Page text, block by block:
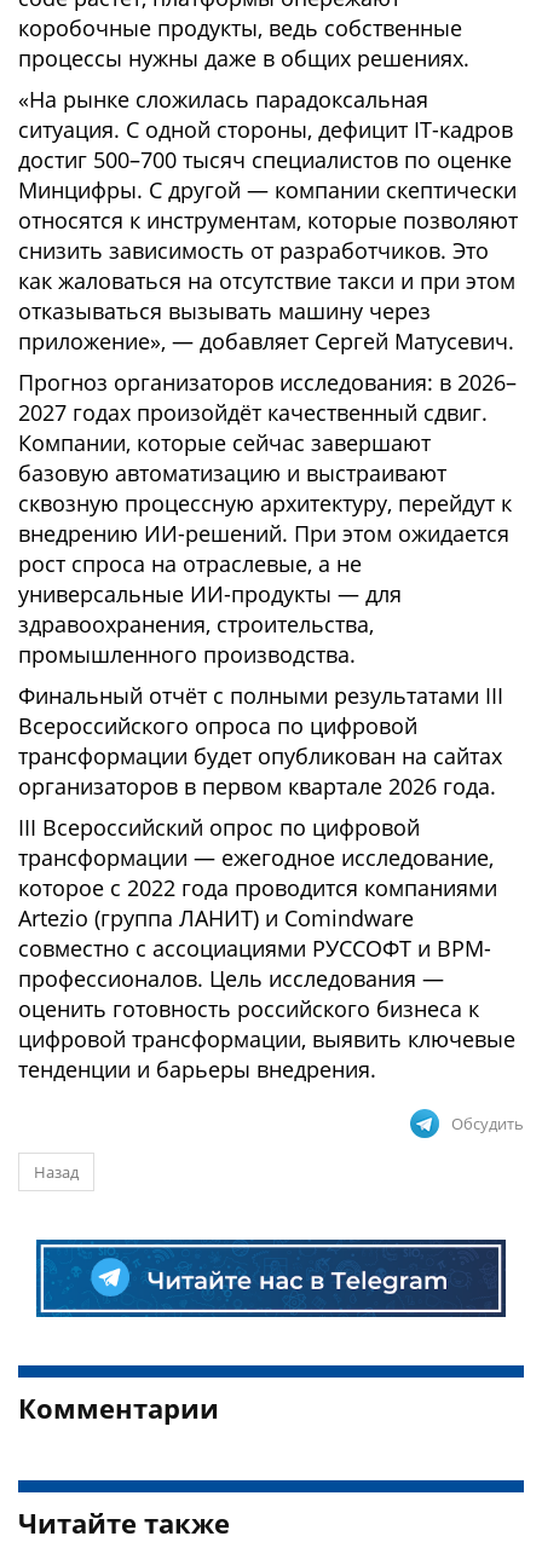
коробочные продукты, ведь собственные
процессы нужны даже в общих решениях.
«На рынке сложилась парадоксальная
ситуация. С одной стороны, дефицит IT-кадров
достиг 500–700 тысяч специалистов по оценке
Минцифры. С другой — компании скептически
относятся к инструментам, которые позволяют
снизить зависимость от разработчиков. Это
как жаловаться на отсутствие такси и при этом
отказываться вызывать машину через
приложение», — добавляет Сергей Матусевич.
Прогноз организаторов исследования: в 2026–
2027 годах произойдёт качественный сдвиг.
Компании, которые сейчас завершают
базовую автоматизацию и выстраивают
сквозную процессную архитектуру, перейдут к
внедрению ИИ-решений. При этом ожидается
рост спроса на отраслевые, а не
универсальные ИИ-продукты — для
здравоохранения, строительства,
промышленного производства.
Финальный отчёт с полными результатами III
Всероссийского опроса по цифровой
трансформации будет опубликован на сайтах
организаторов в первом квартале 2026 года.
III Всероссийский опрос по цифровой
трансформации — ежегодное исследование,
которое с 2022 года проводится компаниями
Artezio (группа ЛАНИТ) и Comindware
совместно с ассоциациями РУССОФТ и BPM-
профессионалов. Цель исследования —
оценить готовность российского бизнеса к
цифровой трансформации, выявить ключевые
тенденции и барьеры внедрения.
Обсудить
Назад
Комментарии
Читайте также